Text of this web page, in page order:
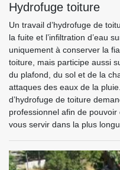
Hydrofuge toiture
Un travail d’hydrofuge de
la fuite et l’infiltration d’eau
uniquement à conserver la
toiture, mais participe aussi
du plafond, du sol et de la
attaques des eaux de la
d’hydrofuge de toiture
professionnel afin de
vous servir dans la plus